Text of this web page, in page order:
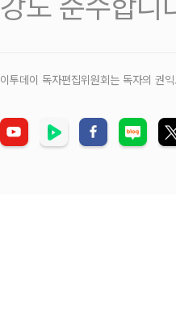
이투데이 독자편집위원회는 독자의 권